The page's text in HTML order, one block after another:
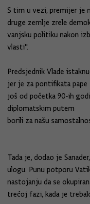
S tim u vezi, premijer je
druge zemlje zrele
vanjsku politiku nakon
vlasti".
Predsjednik Vlade
jer je za pontifikata pape
još od početka 90-ih
diplomatskim putem
borili za našu
Tada je, dodao je
ulogu. Punu potporu
nastojanju da se
trećoj fazi, kada je